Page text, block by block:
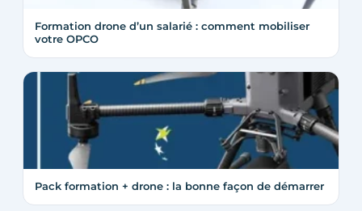
Formation drone d’un salarié : comment mobiliser
votre OPCO
Pack formation + drone : la bonne façon de démarrer